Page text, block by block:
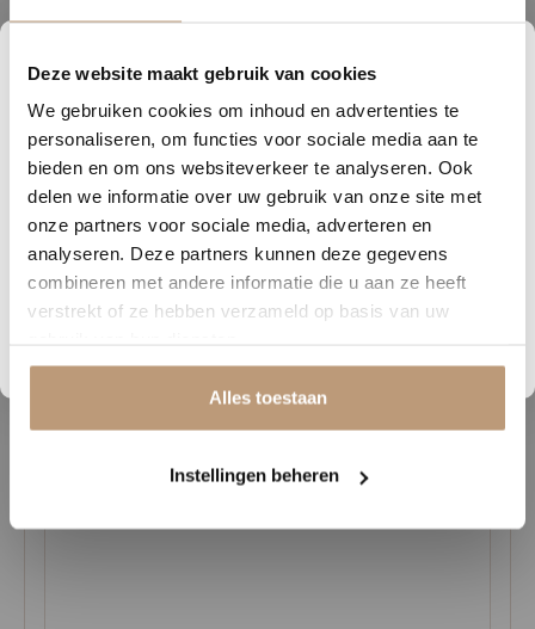
1
DAGEN
16
UREN
10
MINUTEN
07
SECONDEN
Nu tijdelijk 10% korting op
jouw vloer
Vraag snel een offerte aan en bespaar direct.
Bekijk plak PVC vloeren
Deze website maakt gebruik van cookies
We gebruiken cookies om inhoud en advertenties te
personaliseren, om functies voor sociale media aan te
bieden en om ons websiteverkeer te analyseren. Ook
delen we informatie over uw gebruik van onze site met
onze partners voor sociale media, adverteren en
analyseren. Deze partners kunnen deze gegevens
combineren met andere informatie die u aan ze heeft
verstrekt of ze hebben verzameld op basis van uw
Alles toestaan
Instellingen beheren
eenvoudig te onderhouden, waardoor u meer tijd overhoudt om van
uw interieur te genieten.
Verkrijgbaar in diverse natuurlijke kleuren, zodat er altijd een
uitvoering is die perfect aansluit bij uw woon- of werkruimte. Met zijn
robuuste uitstraling, duurzame kwaliteit en onderhoudsvriendelijke
eigenschappen vormt deze laminaatvloer een stijlvolle basis waar u
jarenlang plezier van heeft.